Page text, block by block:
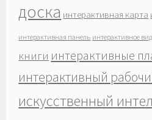
доска интерактивная карта
интерактивная панель интерактивное
книги интерактивные
интерактивный
искусственный